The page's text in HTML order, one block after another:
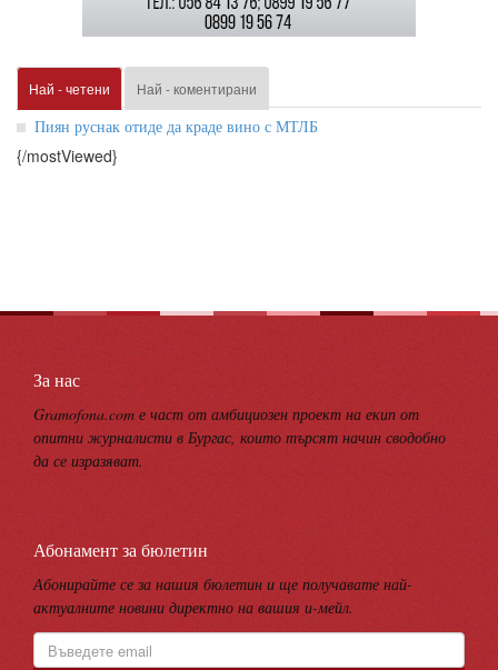
Най - четени Най - коментирани
Пиян руснак отиде да краде вино с МТЛБ
{/mostViewed}
За нас
Gramofona.com е част от амбициозен проект на екип от
опитни журналисти в Бургас, които търсят начин сводобно
да се изразяват.
Абонамент за бюлетин
Абонирайте се за нашия бюлетин и ще получавате най-
актуалните новини директно на вашия и-мейл.